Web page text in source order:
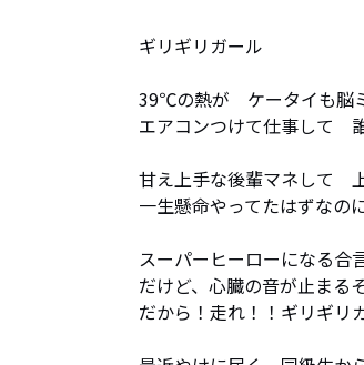
ギリギリガール
39℃の熱が　ケータイも脳
エアコンつけて仕事して　
甘え上手な後輩マネして　
一生懸命やってたはずなの
スーパーヒーローになる合
だけど、心臓の音が止まる
だから！走れ！！ギリギリ